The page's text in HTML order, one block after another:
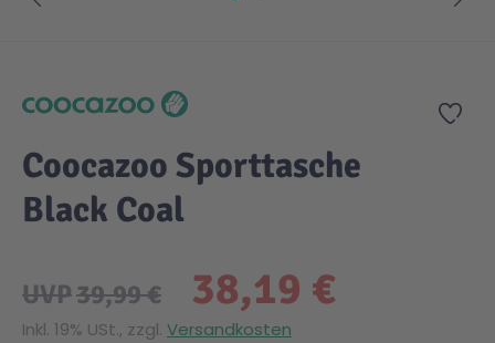
Zur
Coocazoo Sporttasche
Black Coal
38,19 €
UVP39,99 €
Inkl. 19% USt., zzgl. Versandkosten